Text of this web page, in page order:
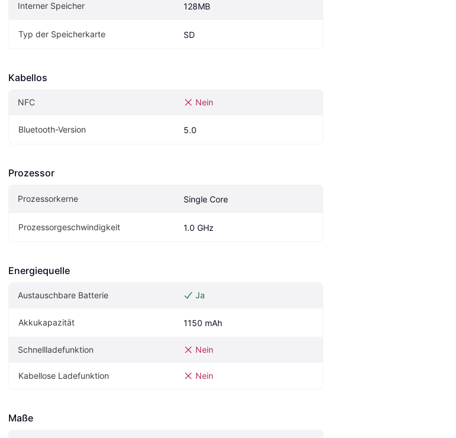
Interner Speicher 128MB
Typ der Speicherkarte SD
Kabellos
NFC Nein
Bluetooth-Version 5.0
Prozessor
Prozessorkerne Single Core
Prozessorgeschwindigkeit 1.0 GHz
Energiequelle
Austauschbare Batterie Ja
Akkukapazität 1150 mAh
Schnellladefunktion Nein
Kabellose Ladefunktion Nein
Maße